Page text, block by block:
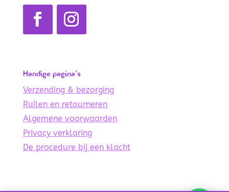
Handige pagina’s
Verzending & bezorging
Ruilen en retourneren
Algemene voorwaarden
Privacy verklaring
De procedure bij een klacht